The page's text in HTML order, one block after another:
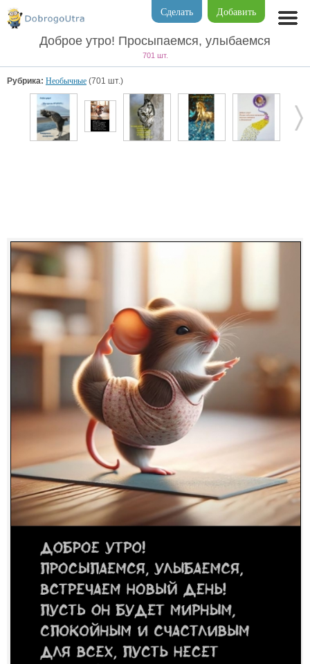
Добавить
Сделать
Доброе утро! Просыпаемся, улыбаемся
701 шт.
Рубрика: Необычные (701 шт.)